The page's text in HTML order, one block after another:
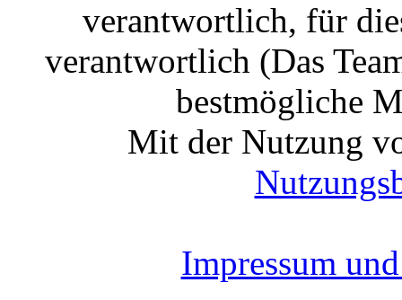
verantwortlich, für
verantwortlich (Das
bestmögliche
Mit der Nutzung
Impressum